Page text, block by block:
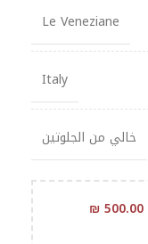
Le Veneziane
Italy
خالي من الجلوتين
₪500.00